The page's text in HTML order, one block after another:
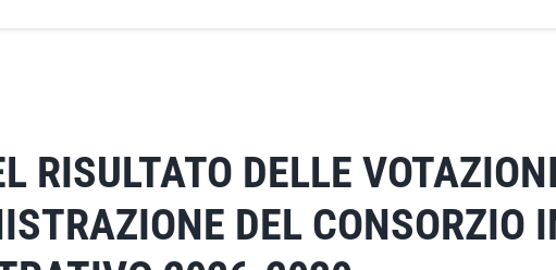
RISULTATO DELLE
DEL CONSORZIO